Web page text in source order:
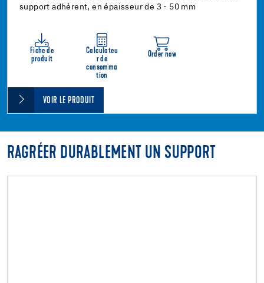
support adhérent, en épaisseur de 3 - 50 mm
Fiche de
produit
Calculateu
r de
consomma
tion
Order now
VOIR LE PRODUIT
RAGRÉER DURABLEMENT UN SUPPORT